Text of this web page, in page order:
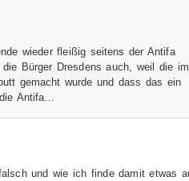
wieder fleißig seitens der Antifa
Bürger Dresdens auch, weil die
gemacht wurde und dass das ein
Antifa…
und wie ich finde damit etwas